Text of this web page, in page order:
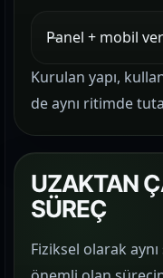
Panel + mobil
Kurulan yapı,
de aynı ritimde
UZAKTAN
SÜREÇ
Fiziksel olarak